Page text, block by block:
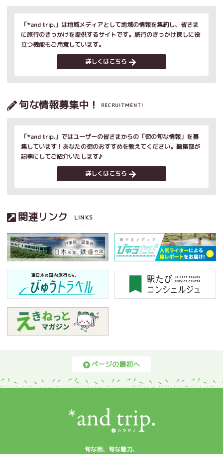
「*and trip.」は地域メディアとして地域の情報を集約し、皆さま
に旅行のきっかけを提供するサイトです。旅行のきっかけ探しに役
立つ機能もご用意しています。
詳しくはこちら
旬な情報募集中！ RECRUITMENT!
「*and trip.」ではユーザーの皆さまからの「街の旬な情報」を募
集しています！あなたの街のおすすめを教えてください。編集部が
記事にしてご紹介いたします♪
詳しくはこちら
関連リンク LINKS
ページの最初へ
旬な街、旬な魅力、